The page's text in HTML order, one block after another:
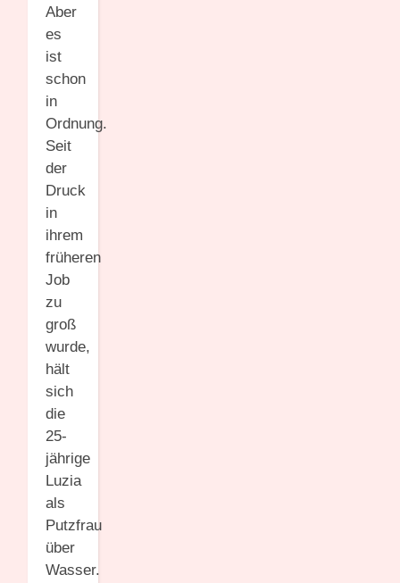
Aber
es
ist
schon
in
Ordnung.
Seit
der
Druck
in
ihrem
früheren
Job
zu
groß
wurde,
hält
sich
die
25-
jährige
Luzia
als
Putzfrau
über
Wasser.